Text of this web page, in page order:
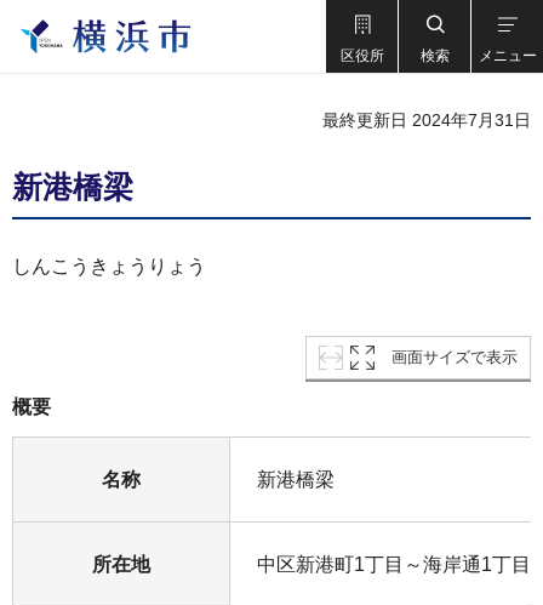
区役所 検索 メニュー
最終更新日 2024年7月31日
新港橋梁
しんこうきょうりょう
画面サイズで表示
概要
名称 新港橋梁
所在地 中区新港町1丁目～海岸通1丁目